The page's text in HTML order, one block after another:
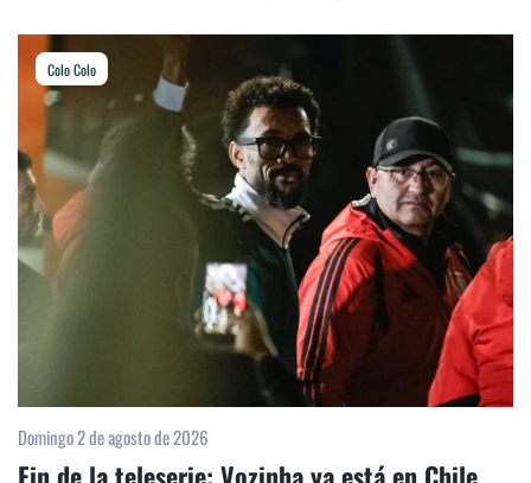
Colo Colo
Domingo 2 de agosto de 2026